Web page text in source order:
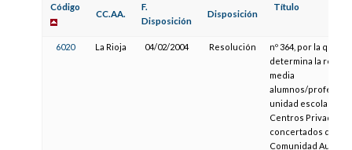
Código
CC.AA.
F.
Disposición
Disposición
Título
6020 La Rioja 04/02/2004 Resolución
nº 364, por la que se
determina la
media
alumnos/profesor
unidad escolar en
Centros Privados
concertados de la
Comunidad